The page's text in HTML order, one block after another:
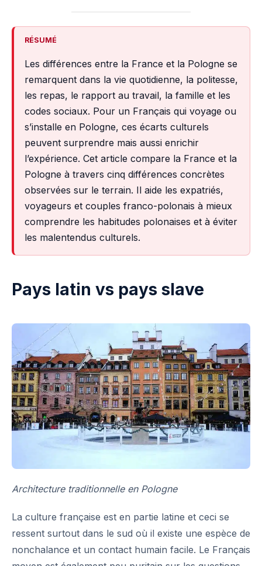
RÉSUMÉ
Les différences entre la France et la Pologne se
remarquent dans la vie quotidienne, la politesse,
les repas, le rapport au travail, la famille et les
codes sociaux. Pour un Français qui voyage ou
s’installe en Pologne, ces écarts culturels
peuvent surprendre mais aussi enrichir
l’expérience. Cet article compare la France et la
Pologne à travers cinq différences concrètes
observées sur le terrain. Il aide les expatriés,
voyageurs et couples franco-polonais à mieux
comprendre les habitudes polonaises et à éviter
les malentendus culturels.
Pays latin vs pays slave
Architecture traditionnelle en Pologne
La culture française est en partie latine et ceci se
ressent surtout dans le sud où il existe une espèce de
nonchalance et un contact humain facile. Le Français